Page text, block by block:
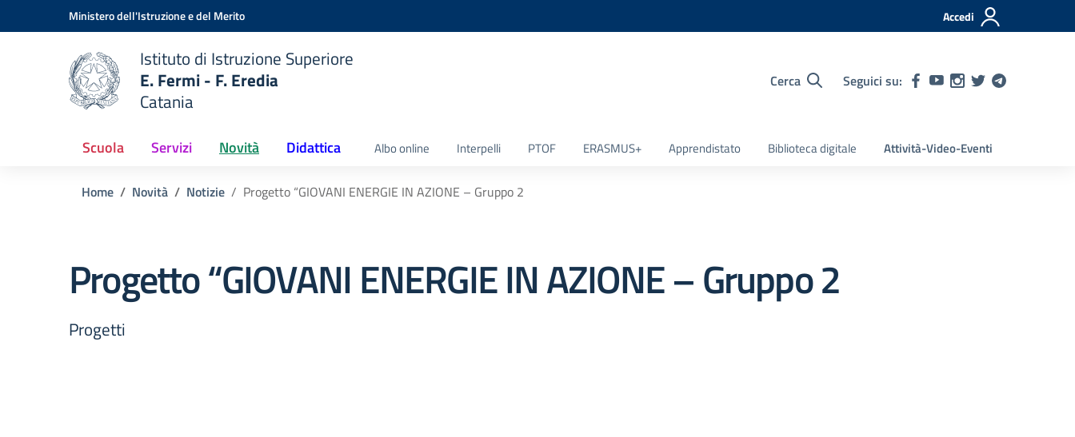
Vai ai contenuti
Vai al menu di navigazioneMinistero dell'Istruzione e del Merito Accedi
scuola
Istituto di Istruzione Superiore
E. Fermi - F. Eredia
Catania
Cerca Seguici su:
Scuola Servizi Novità Didattica Albo online Interpelli PTOF ERASMUS+ Apprendistato Biblioteca digitale Attività-Video-Eventi
Home Novità Notizie Progetto “GIOVANI ENERGIE IN AZIONE – Gruppo 2
Progetto “GIOVANI ENERGIE IN AZIONE – Gruppo 2
Progetti